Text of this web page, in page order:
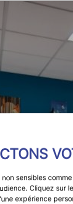
sensibles
Cliquez
expérience